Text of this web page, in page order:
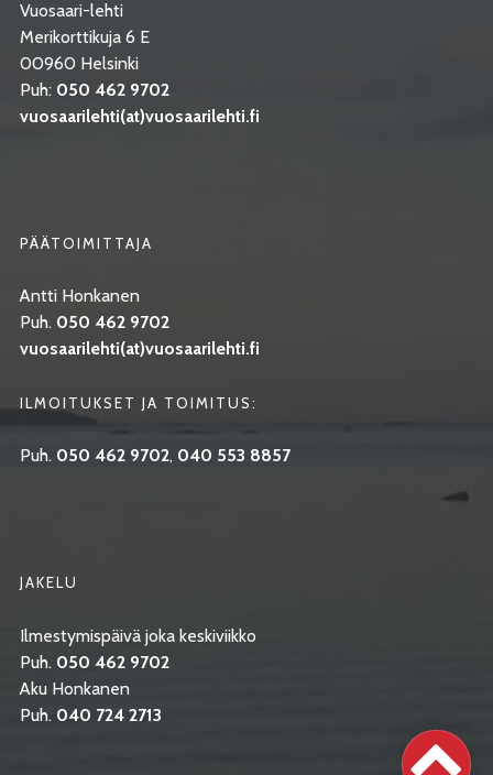
Vuosaari-lehti
Merikorttikuja 6 E
00960 Helsinki
Puh: 050 462 9702
vuosaarilehti(at)vuosaarilehti.fi
PÄÄTOIMITTAJA
Antti Honkanen
Puh. 050 462 9702
vuosaarilehti(at)vuosaarilehti.fi
ILMOITUKSET JA TOIMITUS:
Puh. 050 462 9702, 040 553 8857
JAKELU
Ilmestymispäivä joka keskiviikko
Puh. 050 462 9702
Aku Honkanen
Puh. 040 724 2713